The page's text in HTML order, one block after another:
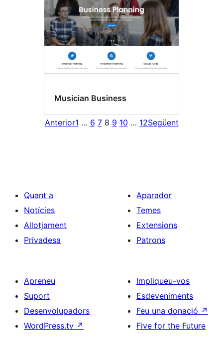
Musician Business
Anterior1 … 6 7 8 9 10 … 12Següent
Quant a
Notícies
Allotjament
Privadesa
Aparador
Temes
Extensions
Patrons
Apreneu
Suport
Desenvolupadors
WordPress.tv ↗
Impliqueu-vos
Esdeveniments
Feu una donació ↗
Five for the Future